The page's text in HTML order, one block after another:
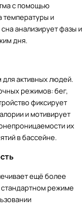
с помощью
температуры и
анализирует фазы и
дня.
для активных людей.
режимов: бег,
фиксирует
и мотивирует
их
в бассейне.
ещё более
режиме